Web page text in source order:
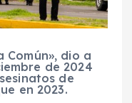
Común», dio a
de 2024
de
en 2023.